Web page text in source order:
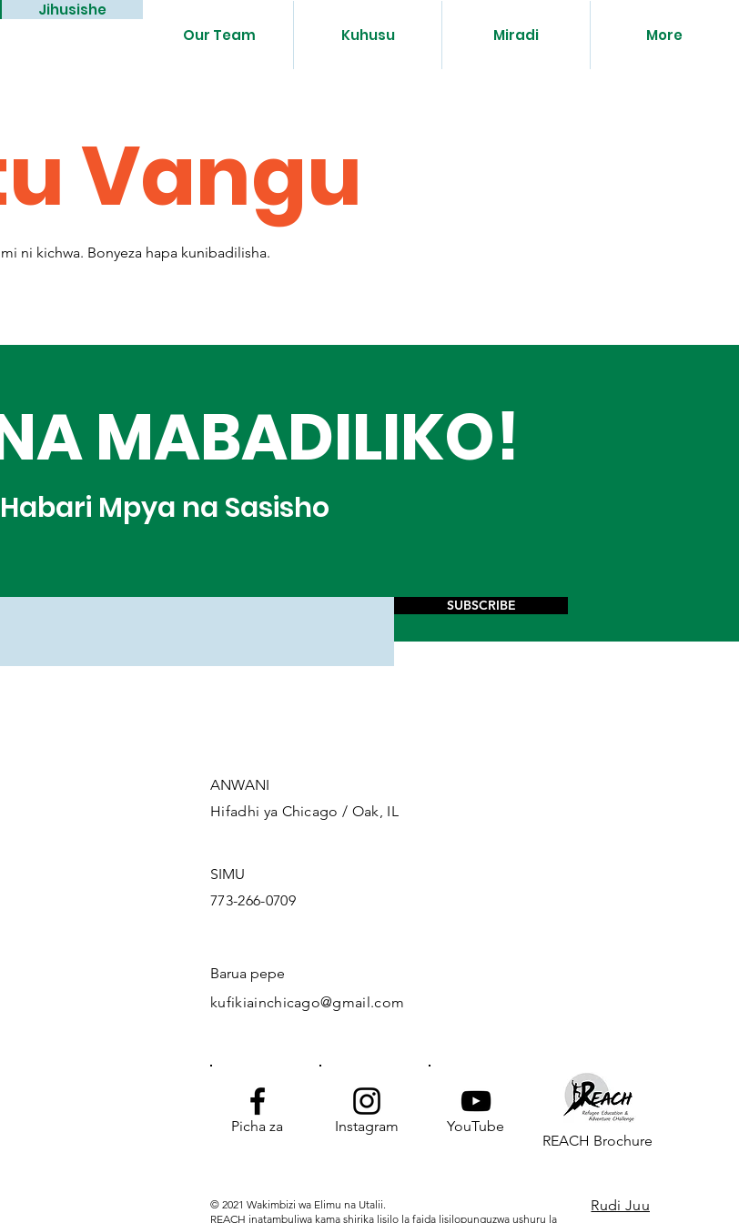
Jihusishe
Our Team
Kuhusu Miradi More
Vangu
ni kichwa. Bonyeza hapa kunibadilisha.
MABADILIKO!
Mpya na Sasisho
SUBSCRIBE
ANWANI
Hifadhi ya Chicago / Oak, IL
SIMU
773-266-0709
Barua pepe
kufikiainchicago@gmail.com
Picha za Instagram
YouTube
REACH Brochure
© 2021 Wakimbizi wa Elimu na Utalii.
REACH inatambuliwa kama shirika lisilo la faida lisilopunguzwa ushuru la
Rudi Juu